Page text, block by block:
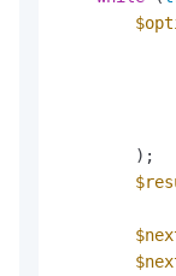
        );